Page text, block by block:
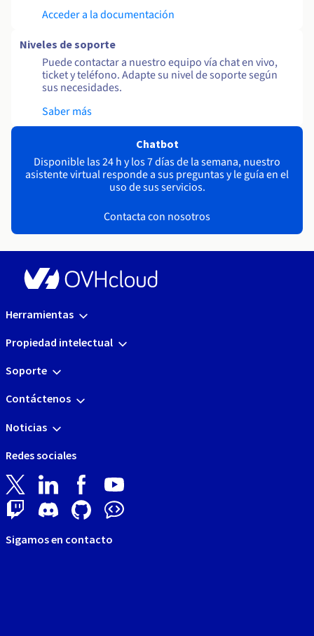
Acceder a la documentación
Niveles de soporte
Puede contactar a nuestro equipo vía chat en vivo,
ticket y teléfono. Adapte su nivel de soporte según
sus necesidades.
Saber más
Chatbot
Disponible las 24 h y los 7 días de la semana, nuestro
asistente virtual responde a sus preguntas y le guía en el
uso de sus servicios.
Contacta con nosotros
Herramientas
Propiedad intelectual
Soporte
Contáctenos
Noticias
Redes sociales
Sigamos en contacto